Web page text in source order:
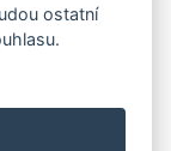
žádným
ostatní